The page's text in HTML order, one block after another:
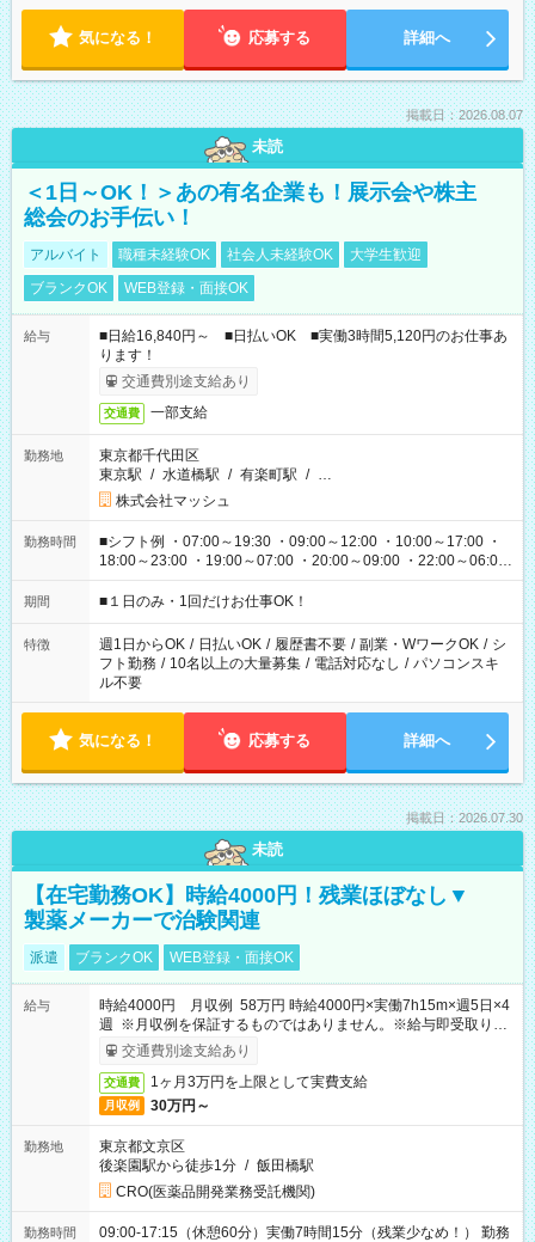
気になる！ 応募する 詳細へ
掲載日：2026.08.07
未読
＜1日～OK！＞あの有名企業も！展示会や株主
総会のお手伝い！
アルバイト 職種未経験OK 社会人未経験OK
大学生歓迎
ブランクOK
WEB登録・面接OK
給与
■日給16,840円～ ■日払いOK ■実働3時間5,120円のお仕事あ
ります！
交通費別途支給あり
交通費 一部支給
勤務地
東京都千代田区
東京駅 / 水道橋駅 / 有楽町駅 / …
株式会社マッシュ
勤務時間
■シフト例 ・07:00～19:30 ・09:00～12:00 ・10:00～17:00 ・
18:00～23:00 ・19:00～07:00 ・20:00～09:00 ・22:00～06:00
etc ★最短で3時間で5,120円のお仕事から 15時間で2万円近く稼
げるお仕事も！ ご希望のお時間に合わせてご紹介！ ※シフトは
ください！
期間 ■１日のみ・1回だけお仕事OK！
特徴 週1日からOK / 日払いOK / 履歴書不要 / 副業・WワークOK / シ
フト勤務 / 10名以上の大量募集 / 電話対応なし / パソコンスキ
ル不要
気になる！ 応募する 詳細へ
掲載日：2026.07.30
未読
【在宅勤務OK】時給4000円！残業ほぼなし▼
製薬メーカーで治験関連
派遣 ブランクOK WEB登録・面接OK
給与
時給4000円 月収例 58万円 時給4000円×実働7h15m×週5日×4
週 ※月収例を保証するものではありません。※給与即受取りサ
ービス利用可（利用条件有）
交通費別途支給あり
交通費 1ヶ月3万円を上限として実費支給
月収例 30万円～
勤務地
東京都文京区
後楽園駅から徒歩1分 / 飯田橋駅
CRO(医薬品開発業務受託機関)
勤務時間
09:00-17:15（休憩60分）実働7時間15分（残業少なめ！） 勤務